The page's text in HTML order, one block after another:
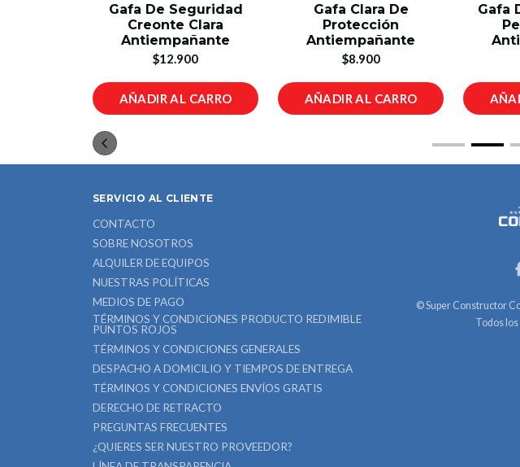
Gafa De Seguridad
Creonte Clara
Antiempañante
$12.900
AÑADIR AL CARRO
Gafa Clara De
Protección
Antiempañante
$8.900
AÑADIR AL CARRO
Gafa
© Super Constructor
Todos
SERVICIO AL CLIENTE
CONTACTO
SOBRE NOSOTROS
ALQUILER DE EQUIPOS
NUESTRAS POLÍTICAS
MEDIOS DE PAGO
TÉRMINOS Y CONDICIONES PRODUCTO REDIMIBLE
PUNTOS ROJOS
TÉRMINOS Y CONDICIONES GENERALES
DESPACHO A DOMICILIO Y TIEMPOS DE ENTREGA
TÉRMINOS Y CONDICIONES ENVÍOS GRATIS
DERECHO DE RETRACTO
PREGUNTAS FRECUENTES
¿QUIERES SER NUESTRO PROVEEDOR?